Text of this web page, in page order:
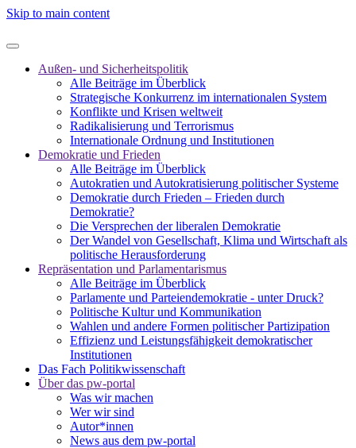
Skip to main content
Außen- und Sicherheitspolitik
Alle Beiträge im Überblick
Strategische Konkurrenz im internationalen System
Konflikte und Krisen weltweit
Radikalisierung und Terrorismus
Internationale Ordnung und Institutionen
Demokratie und Frieden
Alle Beiträge im Überblick
Autokratien und Autokratisierung politischer Systeme
Demokratie durch Frieden – Frieden durch
Demokratie?
Die Versprechen der liberalen Demokratie
Der Wandel von Gesellschaft, Klima und Wirtschaft als
politische Herausforderung
Repräsentation und Parlamentarismus
Alle Beiträge im Überblick
Parlamente und Parteiendemokratie - unter Druck?
Politische Kultur und Kommunikation
Wahlen und andere Formen politischer Partizipation
Effizienz und Leistungsfähigkeit demokratischer
Institutionen
Das Fach Politikwissenschaft
Über das pw-portal
Was wir machen
Wer wir sind
Autor*innen
News aus dem pw-portal